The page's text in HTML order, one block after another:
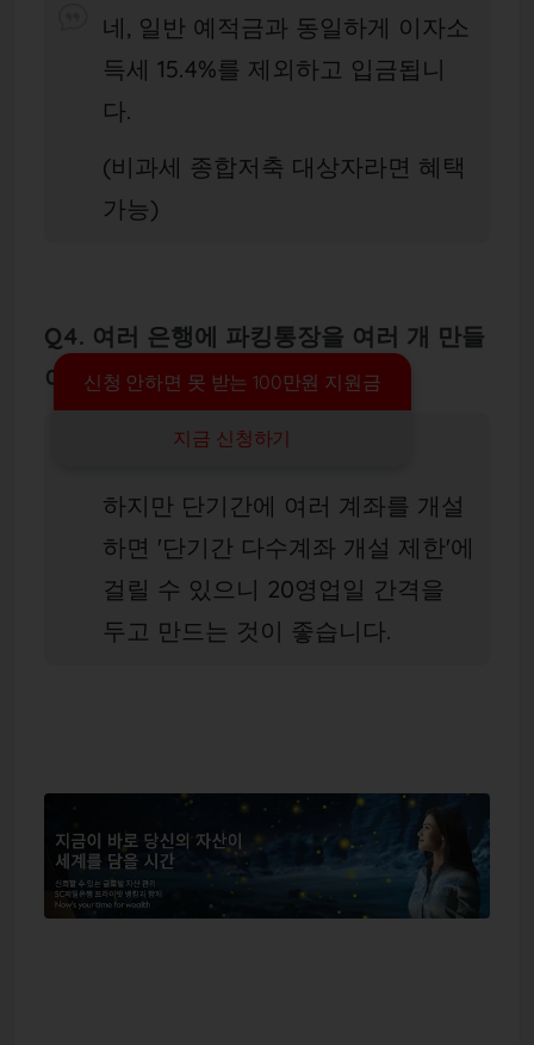
신청 안하면 못 받는 100만원 지원금
지금 신청하기
네, 일반 예적금과 동일하게 이자소
득세 15.4%를 제외하고 입금됩니
다.
(비과세 종합저축 대상자라면 혜택
가능)
Q4. 여러 은행에 파킹통장을 여러 개 만들
어도 되나요?
네, 가능합니다.
하지만 단기간에 여러 계좌를 개설
하면 '단기간 다수계좌 개설 제한'에
걸릴 수 있으니 20영업일 간격을
두고 만드는 것이 좋습니다.